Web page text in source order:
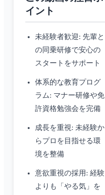
イント
未経験者歓迎: 先輩と
の同乗研修で安心の
スタートをサポート
体系的な教育プログ
ラム: マナー研修や免
許資格勉強会を完備
成長を重視: 未経験か
らプロを目指せる環
境を整備
意欲重視の採用: 経験
よりも「やる気」を